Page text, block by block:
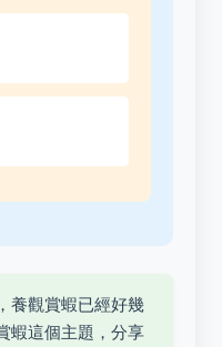
養觀賞蝦已經好幾
蝦這個主題，分享